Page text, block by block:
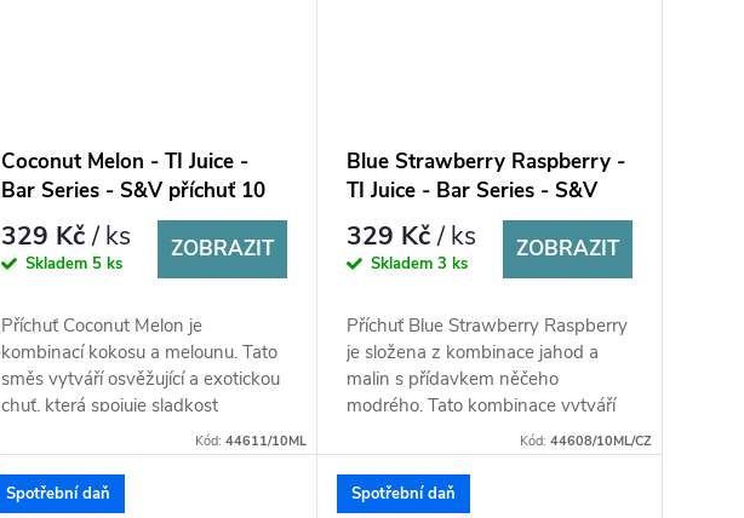
Coconut Melon - TI Juice -
Bar Series - S&V příchuť 10
ml
329 Kč/ ks
Skladem 5 ks
ZOBRAZIT
Příchuť Coconut Melon je
kombinací kokosu a melounu. Tato
směs vytváří osvěžující a exotickou
chuť, která spojuje sladkost
melounu s krémovou a jemně
nasládlou chutí...
Kód: 44611/10ML
Blue Strawberry Raspberry -
TI Juice - Bar Series - S&V
příchuť 10 ml
329 Kč/ ks
Skladem 3 ks
ZOBRAZIT
Příchuť Blue Strawberry Raspberry
je složena z kombinace jahod a
malin s přídavkem něčeho
modrého. Tato kombinace vytváří
osvěžující a lahodnou chuť, která je
plná...
Kód: 44608/10ML/CZ
Spotřební daň Spotřební daň